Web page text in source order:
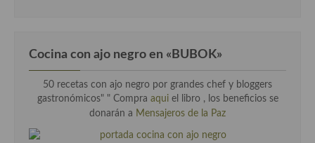
Cocina con ajo negro en «BUBOK»
50 recetas con ajo negro por grandes chef y bloggers
gastronómicos" " Compra aqui el libro , los beneficios se
donarán a Mensajeros de la Paz